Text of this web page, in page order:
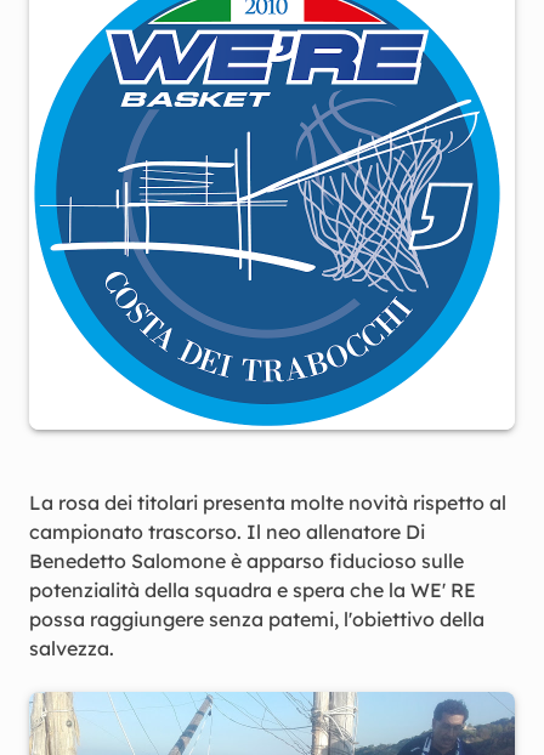
La rosa dei titolari presenta molte novità rispetto al
campionato trascorso. Il neo allenatore Di
Benedetto Salomone è apparso fiducioso sulle
potenzialità della squadra e spera che la WE' RE
possa raggiungere senza patemi, l'obiettivo della
salvezza.